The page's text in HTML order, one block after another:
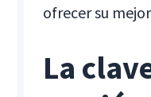
ofrecer su
La